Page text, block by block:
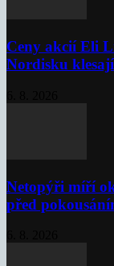
Ceny akcií Eli
Nordisku klesají
Netopýři míří
před